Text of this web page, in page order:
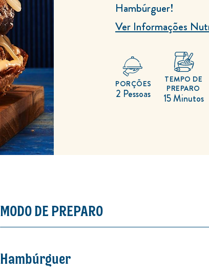
Hambúrguer!
Ver Informações
2 Pessoas
PORÇÕES
15 Minutos
TEMPO DE
PREPARO
MODO DE PREPARO
Hambúrguer